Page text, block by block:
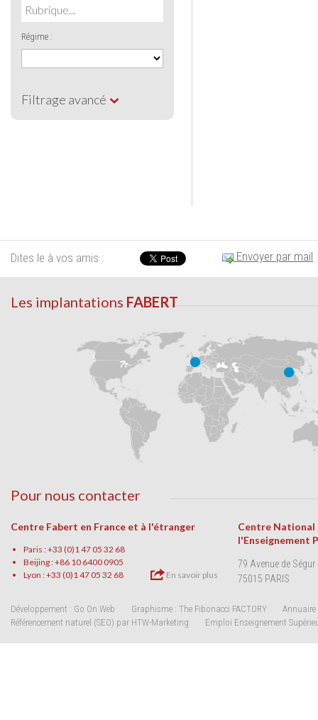
Régime :
Filtrage avancé
Dites le à vos amis : Envoyer par mail
Les implantations FABERT
Pour nous contacter
Centre Fabert en France et à l'étranger
Paris : +33 (0)1 47 05 32 68
Beijing : +86 10 6400 0905
Lyon : +33 (0)1 47 05 32 68
En savoir plus
Centre National
l'Enseignement
79 Avenue de Ségur
75015 PARIS
Développement : Go On Web Graphisme : The Fibonacci FACTORY
Annuaire
Référencement naturel (SEO) par HTW-Marketing
Emploi Enseignement